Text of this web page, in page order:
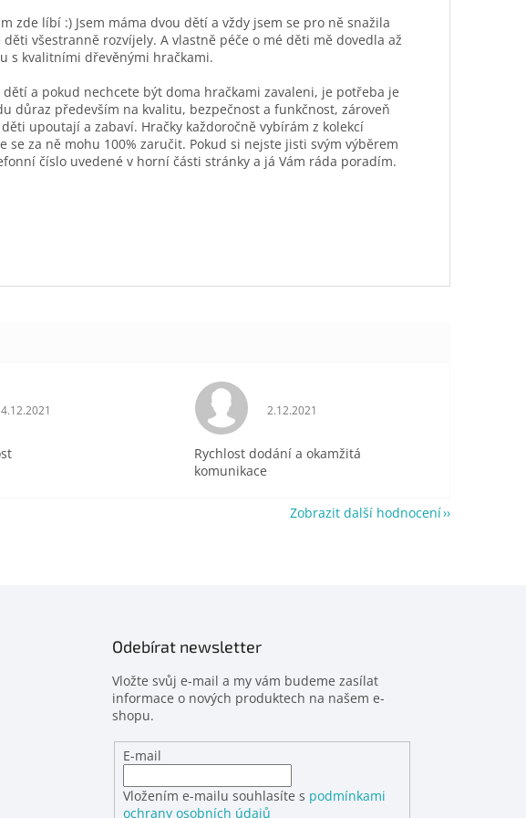
zde líbí :) Jsem máma dvou dětí a vždy jsem se pro ně snažila
všestranně rozvíjely. A vlastně péče o mé děti mě dovedla až
s kvalitními dřevěnými hračkami.
a pokud nechcete být doma hračkami zavaleni, je potřeba je
důraz především na kvalitu, bezpečnost a funkčnost, zároveň
upoutají a zabaví. Hračky každoročně vybírám z kolekcí
se za ně mohu 100% zaručit. Pokud si nejste jisti svým výběrem
číslo uvedené v horní části stránky a já Vám ráda poradím.
Hodnocení obchodu je 5 z 5 hvězdiček.
4.12.2021 Hodnocení obchodu je 5 z 5 hvězdiček.
2.12.2021
Rychlost dodání a okamžitá
komunikace
Zobrazit další hodnocení
Odebírat newsletter
Vložte svůj e-mail a my vám budeme zasílat
informace o nových produktech na našem e-
shopu.
E-mail
Vložením e-mailu souhlasíte s podmínkami
ochrany osobních údajů